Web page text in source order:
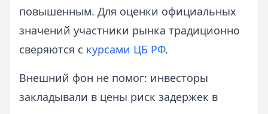
повышенным. Для оценки официальных
значений участники рынка традиционно
сверяются с курсами ЦБ РФ.
Внешний фон не помог: инвесторы
закладывали в цены риск задержек в